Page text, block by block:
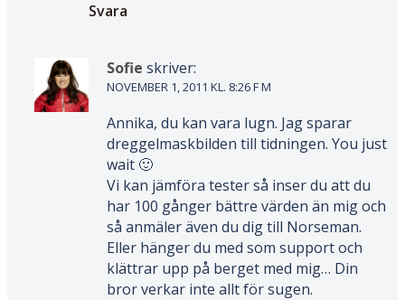
Svara
Sofie skriver:
NOVEMBER 1, 2011 KL. 8:26 F M
Annika, du kan vara lugn. Jag sparar
dreggelmaskbilden till tidningen. You just
wait 🙂
Vi kan jämföra tester så inser du att du
har 100 gånger bättre värden än mig och
så anmäler även du dig till Norseman.
Eller hänger du med som support och
klättrar upp på berget med mig… Din
bror verkar inte allt för sugen.